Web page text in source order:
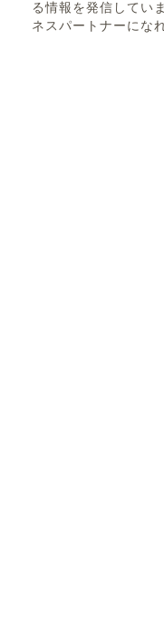
る情報を発信してい
ネスパートナーにな